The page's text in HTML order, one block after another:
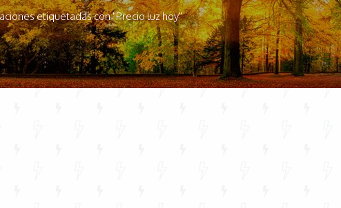
etiquetadas con "Precio luz hoy"